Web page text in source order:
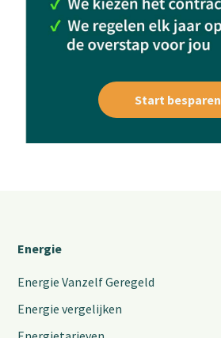
Start besparen
Energie
Energie Vanzelf Geregeld
Energie vergelijken